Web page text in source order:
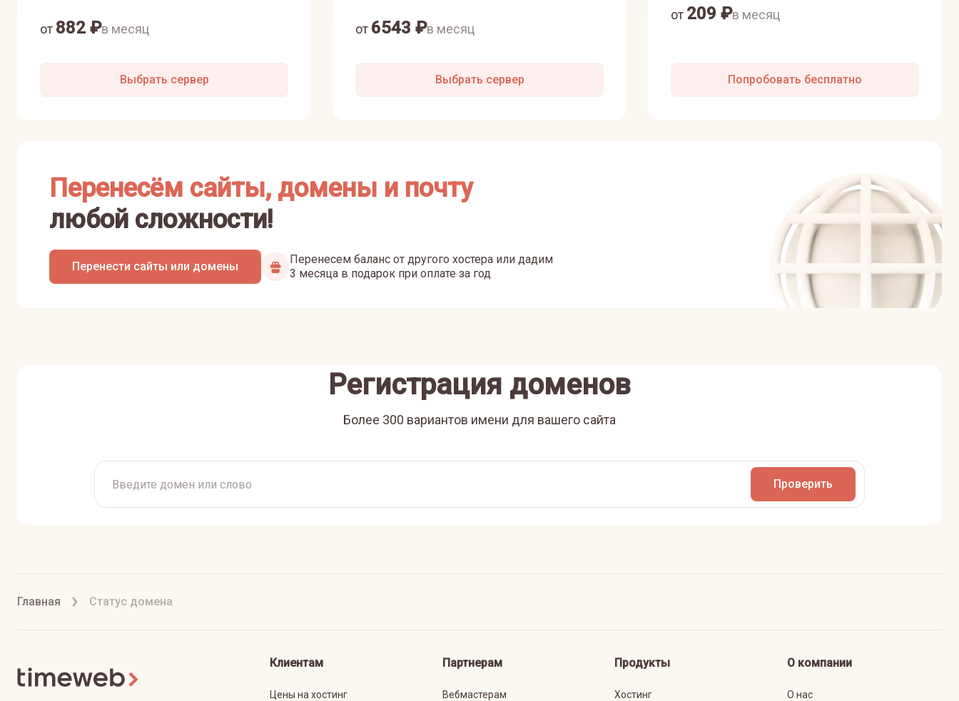
от 882 ₽в месяц
Выбрать сервер
от 6543 ₽в месяц
Выбрать сервер
от 209 ₽в месяц
Попробовать бесплатно
Перенесём сайты, домены и почту
любой сложности!
Перенести сайты или домены
Перенесем баланс от другого хостера или дадим
3 месяца в подарок при оплате за год
Регистрация доменов
Более 300 вариантов имени для вашего сайта
Проверить
Главная Статус домена
Клиентам
Цены на хостинг
Партнерам
Вебмастерам
Продукты
Хостинг
О компании
О нас